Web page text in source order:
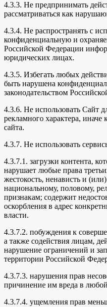
4.3.3. Не предпринимать
рассматриваться как
4.3.4. Не распространять с
конфиденциальную и
Российской Федерации
юридических лицах.
4.3.5. Избегать любых
быть нарушена
законодательством
4.3.6. Не использовать Сайт
рекламного характера,
сайта.
4.3.7. Не использовать
4.3.7.1. загрузки контента,
нарушает любые права
жестокость, ненависть и
национальному, половому,
признакам; содержит
оскорбления в адрес
власти.
4.3.7.2. побуждения к
а также содействия лицам,
нарушение ограничений и
территории Российской
4.3.7.3. нарушения прав
причинение им вреда в
4.3.7.4. ущемления прав